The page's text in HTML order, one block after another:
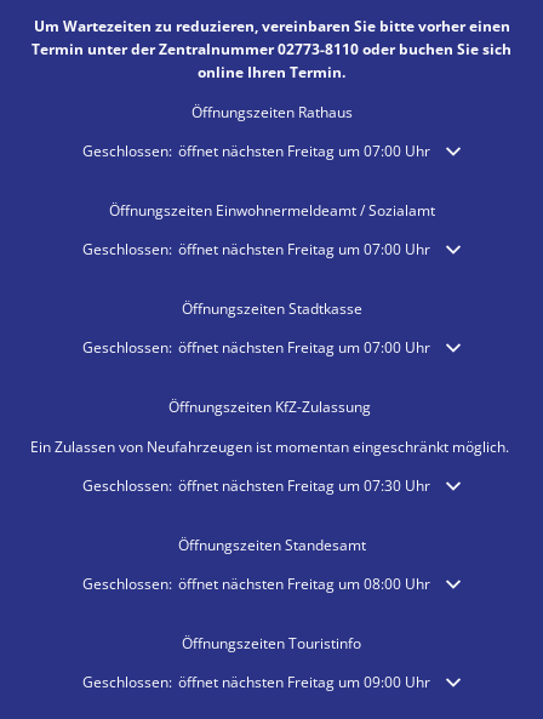
Um Wartezeiten zu reduzieren, vereinbaren Sie bitte vorher einen
Termin unter der Zentralnummer 02773-8110 oder buchen Sie sich
online Ihren Termin.
Öffnungszeiten Rathaus
Klicken, um weitere Öffnungs- oder Schließzeiten auszublenden
Geschlossen: öffnet nächsten Freitag um 07:00 Uhr
Öffnungszeiten Einwohnermeldeamt / Sozialamt
Klicken, um weitere Öffnungs- oder Schließzeiten auszublenden
Geschlossen: öffnet nächsten Freitag um 07:00 Uhr
Öffnungszeiten Stadtkasse
Klicken, um weitere Öffnungs- oder Schließzeiten auszublenden
Geschlossen: öffnet nächsten Freitag um 07:00 Uhr
Öffnungszeiten KfZ-Zulassung
Ein Zulassen von Neufahrzeugen ist momentan eingeschränkt möglich.
Klicken, um weitere Öffnungs- oder Schließzeiten auszublenden
Geschlossen: öffnet nächsten Freitag um 07:30 Uhr
Öffnungszeiten Standesamt
Klicken, um weitere Öffnungs- oder Schließzeiten auszublenden
Geschlossen: öffnet nächsten Freitag um 08:00 Uhr
Öffnungszeiten Touristinfo
Klicken, um weitere Öffnungs- oder Schließzeiten auszublenden
Geschlossen: öffnet nächsten Freitag um 09:00 Uhr